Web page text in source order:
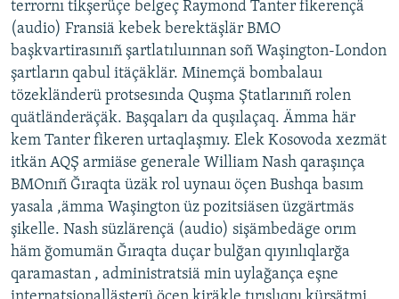
terrornı tikşerüçe belgeç Raymond Tanter fikerençä
(audio) Fransiä kebek berektäşlär BMO
başkvartirasınıñ şartlatıluınnan soñ Waşington-London
şartların qabul itäçäklär. Minemçä bombalauı
tözekländerü protsesında Quşma Ştatlarınıñ rolen
quätländeräçäk. Başqaları da quşılaçaq. Ämma här
kem Tanter fikeren urtaqlaşmıy. Elek Kosovoda xezmät
itkän AQŞ armiäse generale William Nash qaraşınça
BMOnıñ Ğıraqta üzäk rol uynauı öçen Bushqa basım
yasala ,ämma Waşington üz pozitsiäsen üzgärtmäs
şikelle. Nash süzlärençä (audio) sişämbedäge orım
häm ğomumän Ğıraqta duçar bulğan qıyınlıqlarğa
qaramastan , administratsiä min uylağança eşne